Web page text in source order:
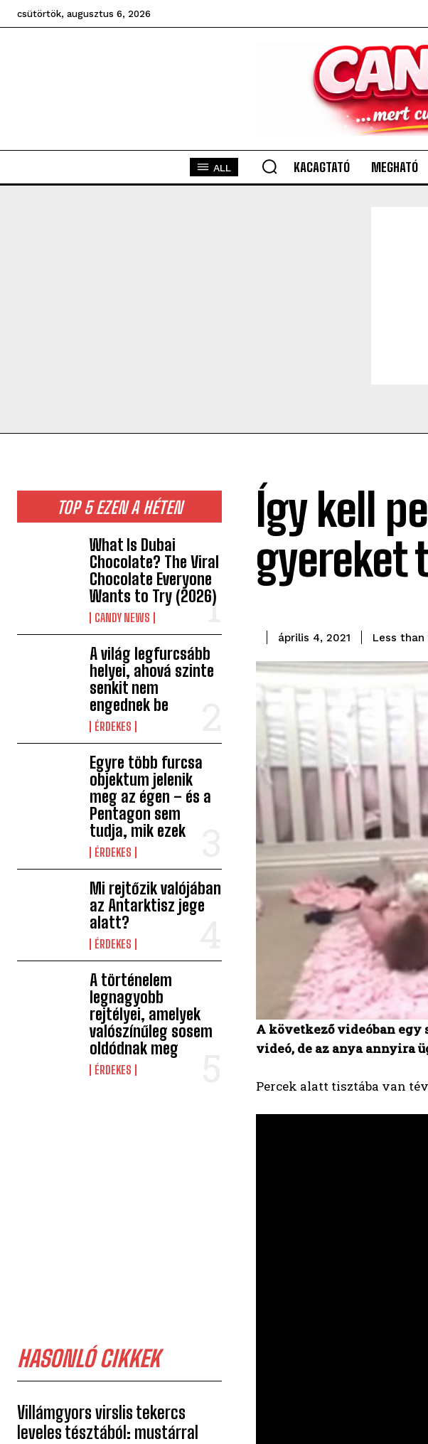
csütörtök, augusztus 6, 2026
ALL KACAGTATÓ MEGHATÓ
TOP 5 EZEN A HÉTEN
What Is Dubai
Chocolate? The Viral
Chocolate Everyone
Wants to Try (2026)
CANDY NEWS
A világ legfurcsább
helyei, ahová szinte
senkit nem
engednek be
ÉRDEKES
Egyre több furcsa
objektum jelenik
meg az égen – és a
Pentagon sem
tudja, mik ezek
ÉRDEKES
Mi rejtőzik valójában
az Antarktisz jege
alatt?
ÉRDEKES
A történelem
legnagyobb
rejtélyei, amelyek
valószínűleg sosem
oldódnak meg
ÉRDEKES
HASONLÓ CIKKEK
Villámgyors virslis tekercs
leveles tésztából: mustárral
Így kell
gyereket
április 4, 2021 Less than
A következő videóban
videó, de az anya annyira
Percek alatt tisztába van